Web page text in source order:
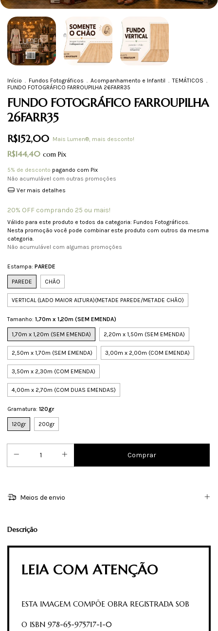
Início Fundos Fotográficos Acompanhamento e Infantil TEMÁTICOS
FUNDO FOTOGRÁFICO FARROUPILHA 26FARR35
FUNDO FOTOGRÁFICO FARROUPILHA
26FARR35
R$152,00 Mais Lumen®, mais desconto!
R$144,40 com Pix
5% de desconto pagando com Pix
Não acumulável com outras promoções
Ver mais detalhes
20% OFF comprando 25 ou mais!
Válido para este produto e todos da categoria: Fundos Fotográficos.
Nesta promoção você pode combinar este produto com outros da mesma
categoria.
Não acumulável com algumas promoções
Estampa: PAREDE
PAREDE CHÃO
VERTICAL (LADO MAIOR ALTURA)(METADE PAREDE/METADE CHÃO)
Tamanho: 1,70m x 1,20m (SEM EMENDA)
1,70m x 1,20m (SEM EMENDA) 2,20m x 1,50m (SEM EMENDA)
2,50m x 1,70m (SEM EMENDA) 3,00m x 2,00m (COM EMENDA)
3,50m x 2,30m (COM EMENDA)
4,00m x 2,70m (COM DUAS EMENDAS)
Gramatura: 120gr
120gr 200gr
Meios de envio
Descrição
LEIA COM ATENÇÃO
ESTA IMAGEM COMPÕE OBRA REGISTRADA SOB
O ISBN 978-65-975717-1-0